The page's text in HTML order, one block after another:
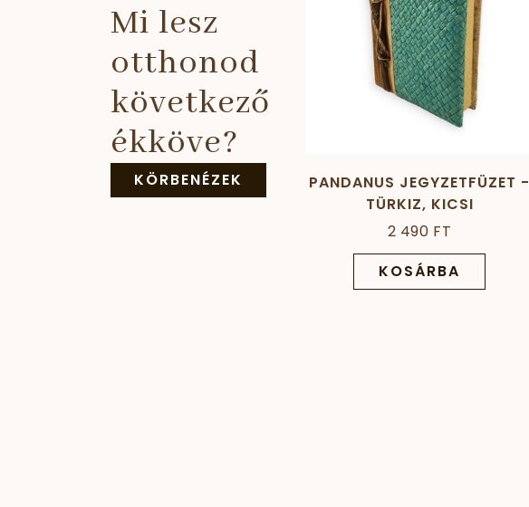
Mi lesz
otthonod
következő
ékköve?
KÖRBENÉZEK
PANDANUS JEGYZETFÜZET -
TÜRKIZ, KICSI
2 490 FT
KOSÁRBA